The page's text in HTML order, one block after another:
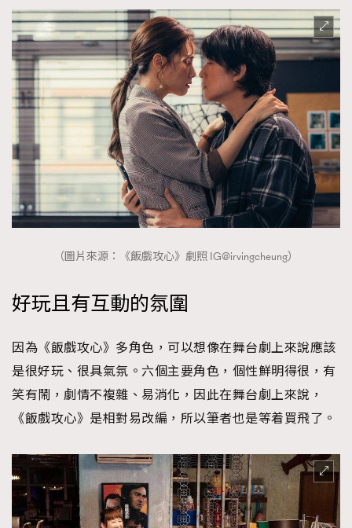
（圖片來源：《飯戲攻心》劇照 IG@irvingcheung）
好玩且有互動的氛圍
因為《飯戲攻心》多角色，可以想像在舞台劇上來說應該
是很好玩、很具氣氛。六個主要角色，個性鮮明得很，有
笑有鬧，劇情不複雜、易消化，因此在舞台劇上來說，
《飯戲攻心》是相對易改編，所以筆者也是等着買飛了。